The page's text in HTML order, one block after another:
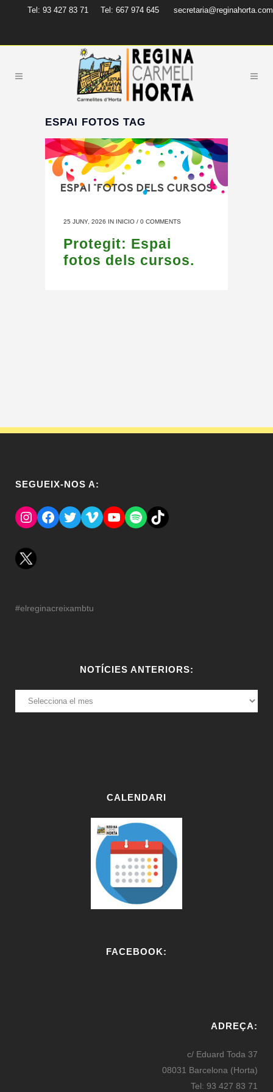
Tel: 93 427 83 71 Tel: 667 974 645 secretaria@reginahorta.com
ESPAI FOTOS TAG
25 JUNY, 2026 IN INICIO / 0 COMMENTS
Protegit: Espai
fotos dels cursos.
SEGUEIX-NOS A:
Instagram
Facebook
TwitterVimeoYouTube
SpotifyEl Tik Tok del Regina.
#elreginacreixambtu
NOTÍCIES ANTERIORS:
NOTÍCIES
ANTERIORS:
CALENDARI
FACEBOOK:
ADREÇA:
c/ Eduard Toda 37
08031 Barcelona (Horta)
Tel: 93 427 83 71